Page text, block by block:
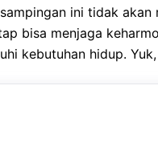
ini tidak
bisa menjaga
kebutuhan hidup.